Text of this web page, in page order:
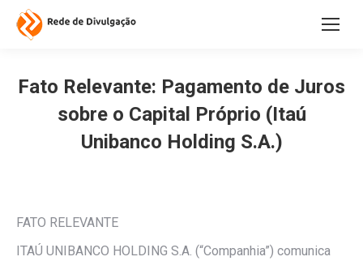
Fato Relevante: Pagamento de Juros
sobre o Capital Próprio (Itaú
Unibanco Holding S.A.)
FATO RELEVANTE
ITAÚ UNIBANCO HOLDING S.A. (“Companhia”) comunica